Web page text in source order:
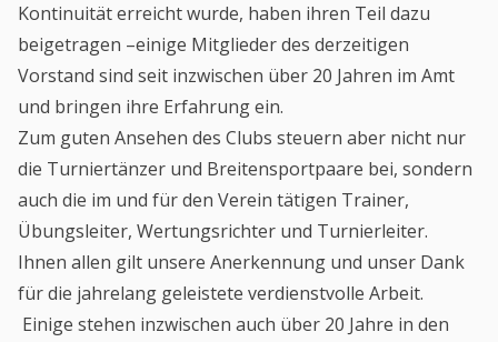
Kontinuität erreicht wurde, haben ihren Teil dazu
beigetragen –einige Mitglieder des derzeitigen
Vorstand sind seit inzwischen über 20 Jahren im Amt
und bringen ihre Erfahrung ein.
Zum guten Ansehen des Clubs steuern aber nicht nur
die Turniertänzer und Breitensportpaare bei, sondern
auch die im und für den Verein tätigen Trainer,
Übungsleiter, Wertungsrichter und Turnierleiter.
Ihnen allen gilt unsere Anerkennung und unser Dank
für die jahrelang geleistete verdienstvolle Arbeit.
Einige stehen inzwischen auch über 20 Jahre in den